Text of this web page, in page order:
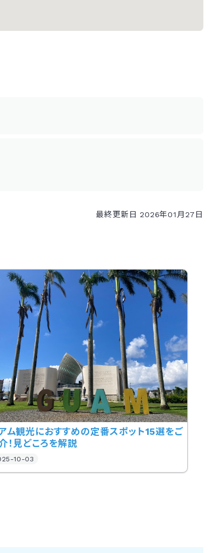
最終更新日 2026年01月27日
ム観光におすすめの定番スポット15選をご
！見どころを解説
10-03